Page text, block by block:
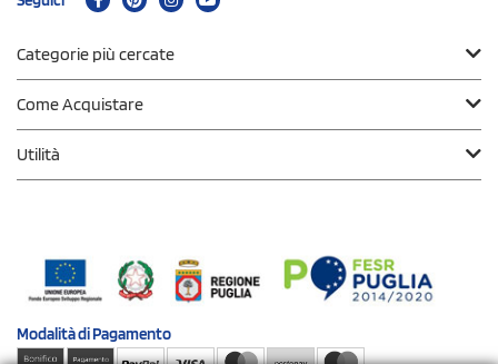
Categorie più cercate
Come Acquistare
Utilità
Modalità diPagamento